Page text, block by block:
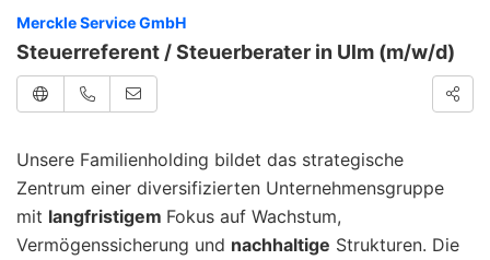
Merckle Service GmbH
Steuerreferent / Steuerberater in Ulm (m/w/d)
Unsere Familienholding bildet das strategische
Zentrum einer diversifizierten Unternehmensgruppe
mit langfristigem Fokus auf Wachstum,
Vermögenssicherung und nachhaltige Strukturen. Die